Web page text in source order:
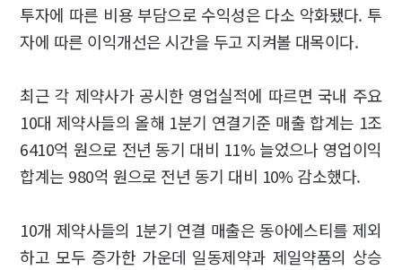
투자에 따른 비용 부담으로 수익성은 다소 악화됐다. 투
자에 따른 이익개선은 시간을 두고 지켜볼 대목이다.
최근 각 제약사가 공시한 영업실적에 따르면 국내 주요
10대 제약사들의 올해 1분기 연결기준 매출 합계는 1조
6410억 원으로 전년 동기 대비 11% 늘었으나 영업이익
합계는 980억 원으로 전년 동기 대비 10% 감소했다.
10개 제약사들의 1분기 연결 매출은 동아에스티를 제외
하고 모두 증가한 가운데 일동제약과 제일약품의 상승